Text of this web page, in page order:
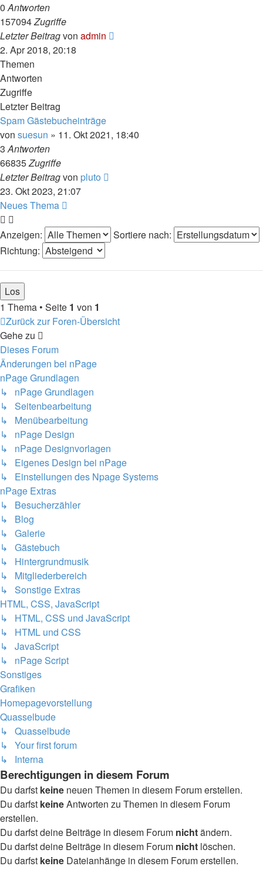
0Antworten
157094Zugriffe
Letzter Beitragvon admin
2. Apr 2018, 20:18
Themen
Antworten
Zugriffe
Letzter Beitrag
Spam Gästebucheinträge
von suesun » 11. Okt 2021, 18:40
3Antworten
66835Zugriffe
Letzter Beitragvon pluto
23. Okt 2023, 21:07
Neues Thema
Anzeigen:
Sortiere nach:
Richtung:
1 Thema • Seite 1 von 1
Zurück zur Foren-Übersicht
Gehe zu
Dieses Forum
Änderungen bei nPage
nPage Grundlagen
↳ nPage Grundlagen
↳ Seitenbearbeitung
↳ Menübearbeitung
↳ nPage Design
↳ nPage Designvorlagen
↳ Eigenes Design bei nPage
↳ Einstellungen des Npage Systems
nPage Extras
↳ Besucherzähler
↳ Blog
↳ Galerie
↳ Gästebuch
↳ Hintergrundmusik
↳ Mitgliederbereich
↳ Sonstige Extras
HTML, CSS, JavaScript
↳ HTML, CSS und JavaScript
↳ HTML und CSS
↳ JavaScript
↳ nPage Script
Sonstiges
Grafiken
Homepagevorstellung
Quasselbude
↳ Quasselbude
↳ Your first forum
↳ Interna
Berechtigungen in diesem Forum
Du darfst keine neuen Themen in diesem Forum erstellen.
Du darfst keineAntworten zu Themen in diesem Forum
erstellen.
Du darfst deine Beiträge in diesem Forum nichtändern.
Du darfst deine Beiträge in diesem Forum nicht löschen.
Du darfst keine Dateianhänge in diesem Forum erstellen.